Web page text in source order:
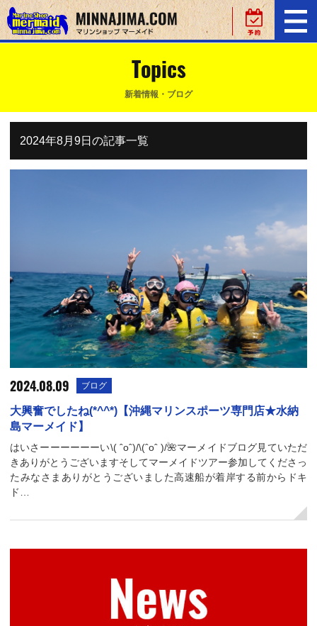
Topics
新着情報・ブログ
2024年8月9日の記事一覧
2024.08.09 ブログ
大興奮でしたね(*^^*)【沖縄マリンスポーツ専門店★水納
島マーメイド】
はいさーーーーーーい\( ˆoˆ)/\(ˆoˆ )/🌺マーメイドブログ見ていただ
きありがとうございますそしてマーメイドツアー参加してくださっ
たみなさまありがとうございました高速船が着岸する前からドキ
ド…